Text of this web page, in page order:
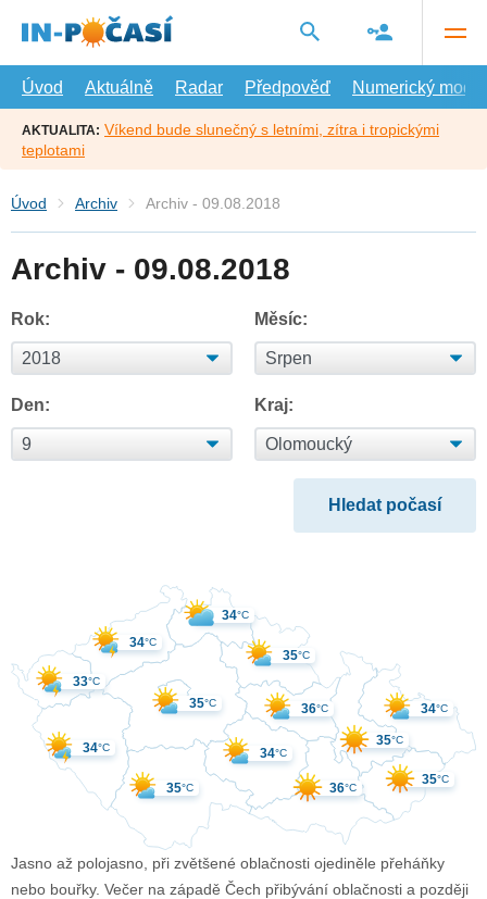
hlavní
Úvod
Aktuálně Radar Předpověď Numerický model
AKTUALITA: Víkend bude slunečný s letními, zítra i tropickými
teplotami
Úvod Archiv Archiv - 09.08.2018
Archiv - 09.08.2018
Rok: Měsíc:
Den: Kraj:
35°C 36°C
33°C
35°C
34°C
34°C
35°C
36°C
34°C
35°C
34°C
34°C
35°C
Jasno až polojasno, při zvětšené oblačnosti ojediněle přeháňky
nebo bouřky. Večer na západě Čech přibývání oblačnosti a později